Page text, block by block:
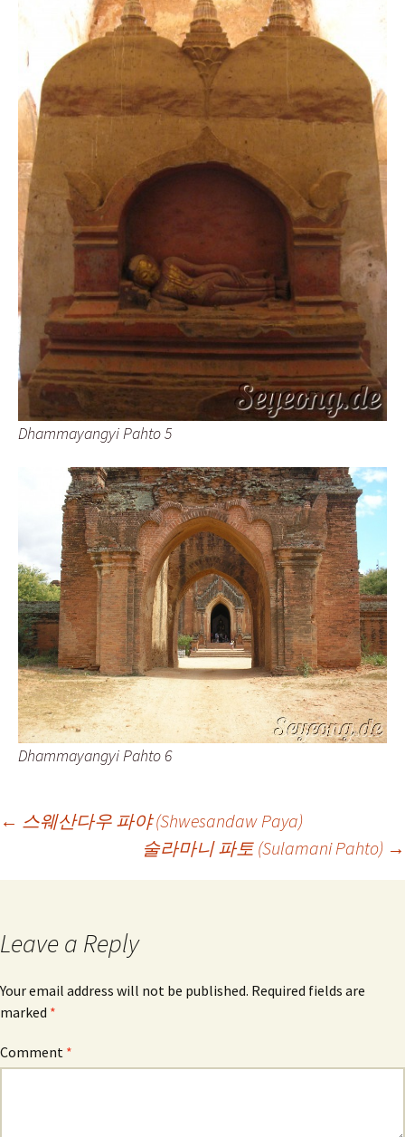
Dhammayangyi Pahto 5
Dhammayangyi Pahto 6
Post
navigation
← 스웨산다우 파야 (Shwesandaw Paya)
술라마니 파토 (Sulamani Pahto) →
Leave a Reply
Your email address will not be published. Required fields are
marked *
Comment *